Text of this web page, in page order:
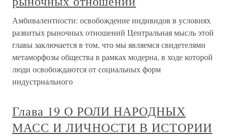
Амбивалентности: освобождение индивидов в условиях
развитых рыночных отношений Центральная мысль этой
главы заключается в том, что мы являемся свидетелями
метаморфозы общества в рамках модерна, в ходе которой
люди освобождаются от социальных форм
индустриального
Глава 19 О РОЛИ НАРОДНЫХ
МАСС И ЛИЧНОСТИ В ИСТОРИИ